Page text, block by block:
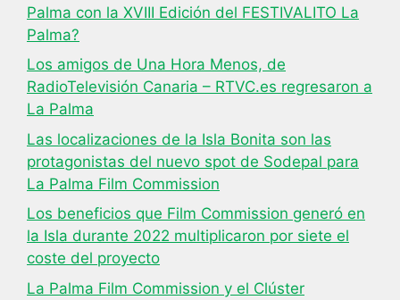
Palma con la XVIII Edición del FESTIVALITO La
Palma?
Los amigos de Una Hora Menos, de
RadioTelevisión Canaria – RTVC.es regresaron a
La Palma
Las localizaciones de la Isla Bonita son las
protagonistas del nuevo spot de Sodepal para
La Palma Film Commission
Los beneficios que Film Commission generó en
la Isla durante 2022 multiplicaron por siete el
coste del proyecto
La Palma Film Commission y el Clúster